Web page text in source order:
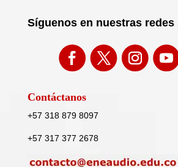
Síguenos en nuestras redes
Contáctanos
+57 318 879 8097
+57 317 377 2678